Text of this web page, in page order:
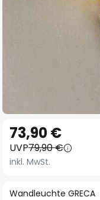
Anfang
der
Bildgalerie
Wandleuchte GRECA
73,90 €
UVP79,90 €
inkl. MwSt.